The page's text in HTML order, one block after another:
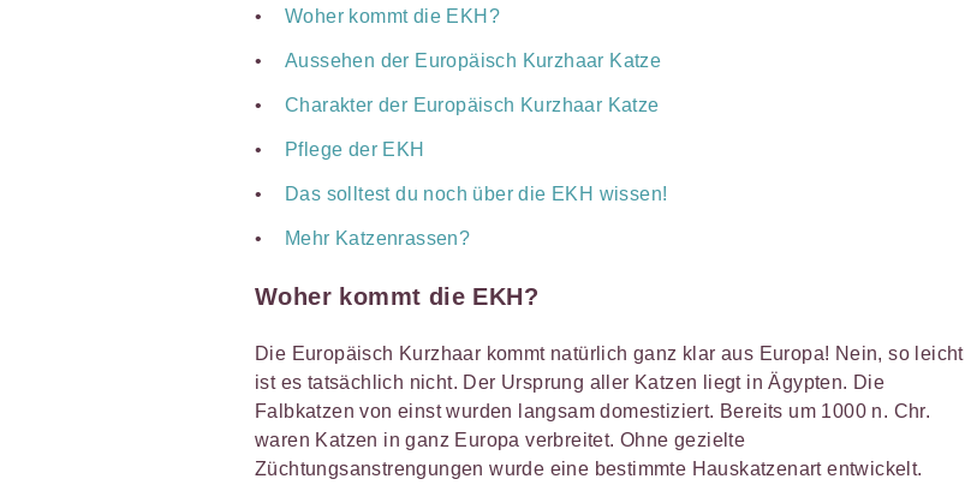
Woher kommt die EKH?
Aussehen der Europäisch Kurzhaar Katze
Charakter der Europäisch Kurzhaar Katze
Pflege der EKH
Das solltest du noch über die EKH wissen!
Mehr Katzenrassen?
Woher kommt die EKH?
Die Europäisch Kurzhaar kommt natürlich ganz klar aus Europa! Nein, so leicht
ist es tatsächlich nicht. Der Ursprung aller Katzen liegt in Ägypten. Die
Falbkatzen von einst wurden langsam domestiziert. Bereits um 1000 n. Chr.
waren Katzen in ganz Europa verbreitet. Ohne gezielte
Züchtungsanstrengungen wurde eine bestimmte Hauskatzenart entwickelt.